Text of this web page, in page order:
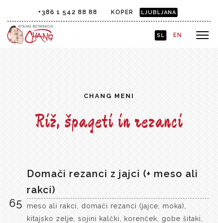
+386 1 542 88 88 KOPER LJUBLJANA
SL EN
CHANG MENI
Riž, špageti in rezanci
65
Domači rezanci z jajci (+ meso ali
rakci)
meso ali rakci, domači rezanci (jajce, moka),
kitajsko zelje, sojini kalčki, korenček, gobe šitaki,